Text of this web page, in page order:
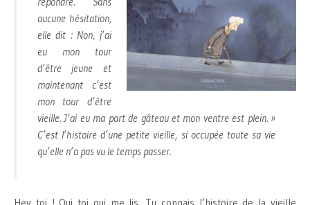
aucune hésitation,
elle dit : Non, j’ai
eu mon tour
d’être jeune et
maintenant c’est
mon tour d’être
vieille. J’ai eu ma part de gâteau et mon ventre est plein. »
C’est l’histoire d’une petite vieille, si occupée toute sa vie
qu’elle n’a pas vu le temps passer.